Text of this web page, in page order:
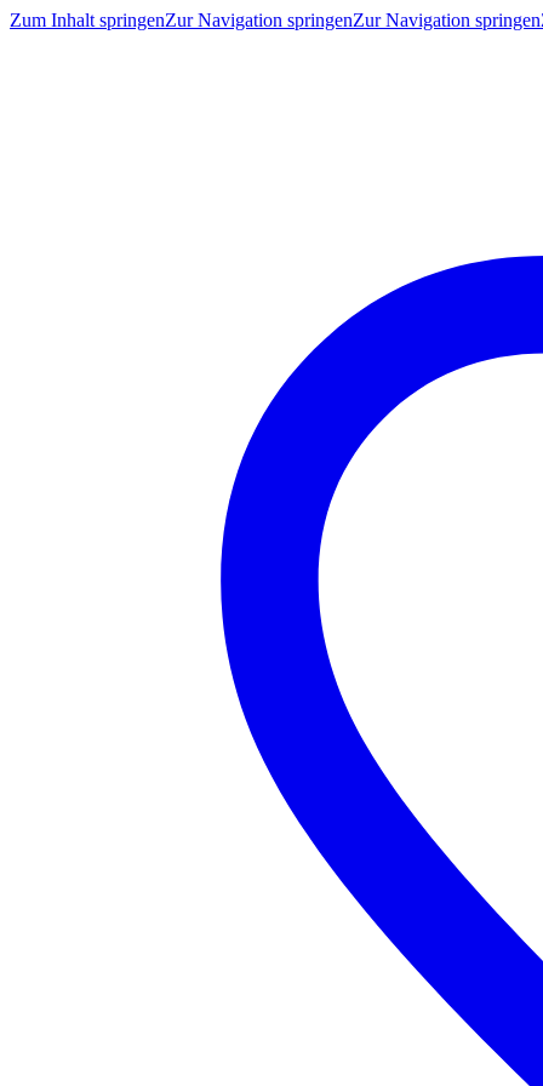
Zum Inhalt springenZur Navigation springenZur Navigation springen